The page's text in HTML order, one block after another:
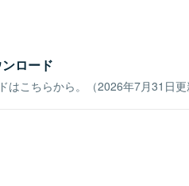
ロード
はこちらから。（2026年7月31日更